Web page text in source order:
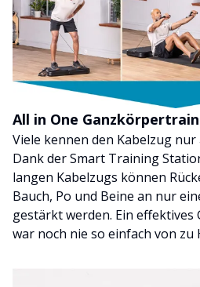
All in One
Viele kennen den Kabelzug
Dank der Smart Training
langen Kabelzugs können
Bauch, Po und Beine an nur
gestärkt werden. Ein
war noch nie so einfach von zu